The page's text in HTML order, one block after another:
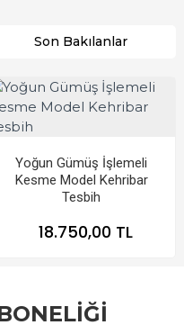
Son Bakılanlar
Yoğun Gümüş İşlemeli
Kesme Model Kehribar
Tesbih
18.750,00 TL